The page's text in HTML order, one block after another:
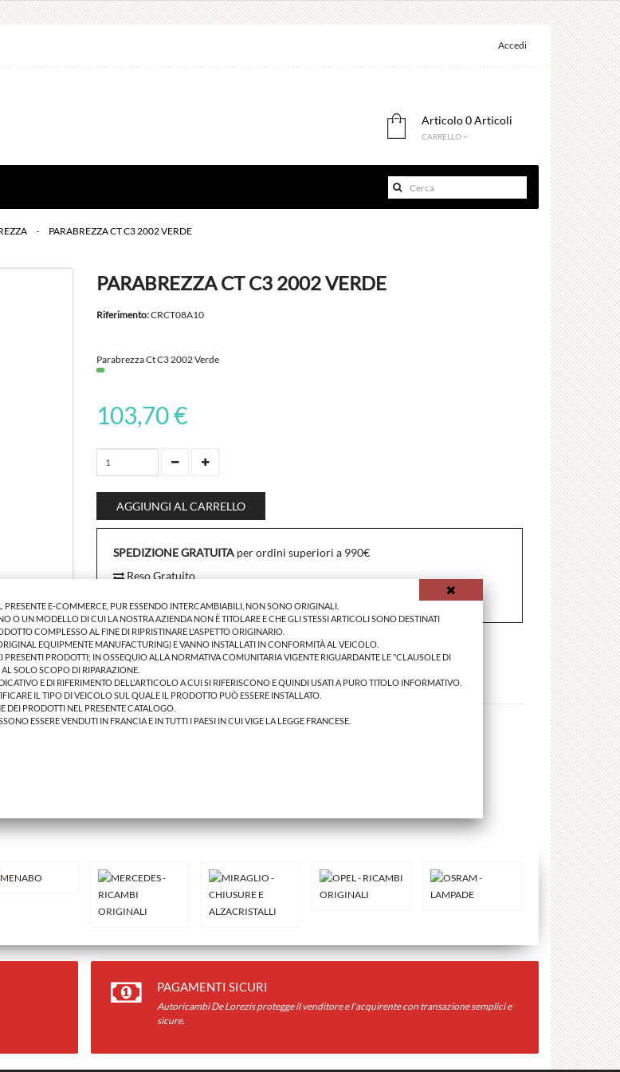
Accedi
Articolo0 Articoli
CARRELLO
> PARABREZZA CT C3 2002 VERDE
PARABREZZA CT C3 2002 VERDE
Riferimento:CRCT08A10
Parabrezza Ct C3 2002 Verde
103,70 €
AGGIUNGI AL CARRELLO
SPEDIZIONE GRATUITA per ordini superiori a 990€
Reso Gratuito
ricambio:
PAGAMENTI SICURI
Autoricambi De Lorezis protegge il venditore e l'acquirente con transazione semplici e
sicure.
E-COMMERCE, PUR ESSENDO INTERCAMBIABILI, NON SONO ORIGINALI.
O UN MODELLO DI CUI LA NOSTRA AZIENDA NON È TITOLARE E CHE GLI STESSI ARTICOLI SONO DESTINATI
COMPLESSO AL FINE DI RIPRISTINARE L'ASPETTO ORIGINARIO.
EQUIPMENTE MANUFACTURING) E VANNO INSTALLATI IN CONFORMITÀ AL VEICOLO.
PRODOTTI; IN OSSEQUIO ALLA NORMATIVA COMUNITARIA VIGENTE RIGUARDANTE LE "CLAUSOLE DI
SOLO SCOPO DI RIPARAZIONE.
E DI RIFERIMENTO DELL'ARTICOLO A CUI SI RIFERISCONO E QUINDI USATI A PURO TITOLO INFORMATIVO.
IL TIPO DI VEICOLO SUL QUALE IL PRODOTTO PUÒ ESSERE INSTALLATO.
PRODOTTI NEL PRESENTE CATALOGO.
ESSERE VENDUTI IN FRANCIA E IN TUTTI I PAESI IN CUI VIGE LA LEGGE FRANCESE.